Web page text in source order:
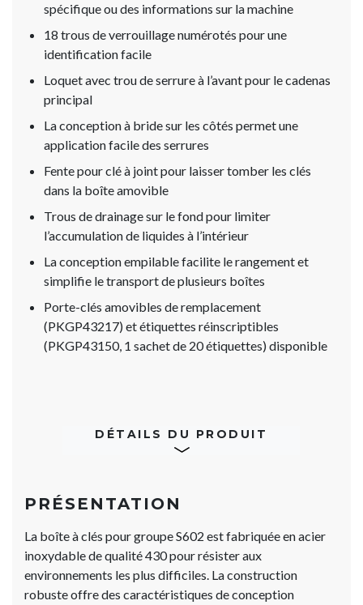
spécifique ou des informations sur la machine
18 trous de verrouillage numérotés pour une
identification facile
Loquet avec trou de serrure à l’avant pour le cadenas
principal
La conception à bride sur les côtés permet une
application facile des serrures
Fente pour clé à joint pour laisser tomber les clés
dans la boîte amovible
Trous de drainage sur le fond pour limiter
l’accumulation de liquides à l’intérieur
La conception empilable facilite le rangement et
simplifie le transport de plusieurs boîtes
Porte-clés amovibles de remplacement
(PKGP43217) et étiquettes réinscriptibles
(PKGP43150, 1 sachet de 20 étiquettes) disponible
DÉTAILS DU PRODUIT
PRÉSENTATION
La boîte à clés pour groupe S602 est fabriquée en acier
inoxydable de qualité 430 pour résister aux
environnements les plus difficiles. La construction
robuste offre des caractéristiques de conception